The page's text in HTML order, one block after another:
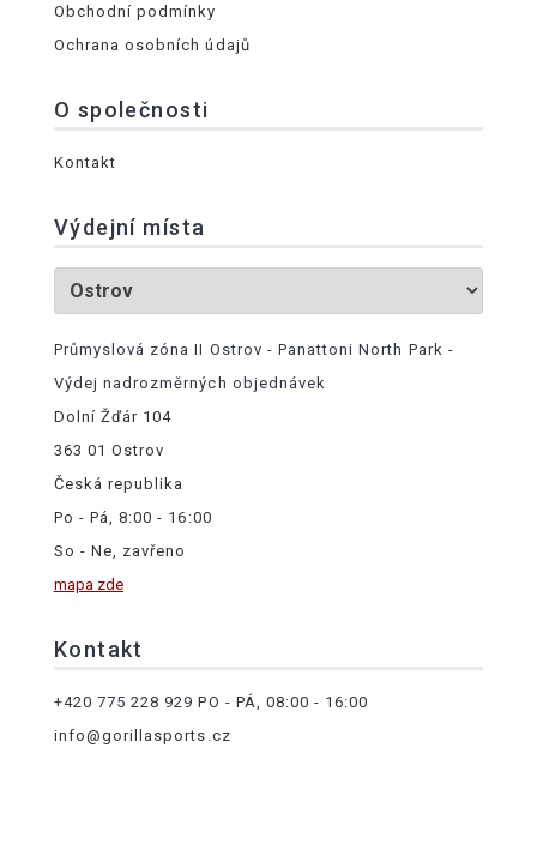
Obchodní podmínky
Ochrana osobních údajů
O společnosti
Kontakt
Výdejní místa
Průmyslová zóna II Ostrov - Panattoni North Park -
Výdej nadrozměrných objednávek
Dolní Žďár 104
363 01 Ostrov
Česká republika
Po - Pá, 8:00 - 16:00
So - Ne, zavřeno
mapa zde
Kontakt
+420 775 228 929 PO - PÁ, 08:00 - 16:00
info@gorillasports.cz